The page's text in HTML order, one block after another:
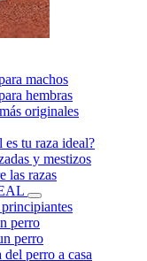
machos
hembras
originales
es tu raza ideal?
y mestizos
las razas
perro
perro
perro a casa